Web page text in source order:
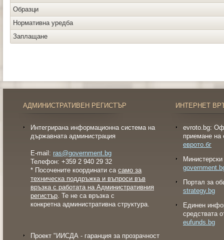
Образци
Нормативна уредба
Заплащане
АДМИНИСТРАТИВЕН РЕГИСТЪР
Интегрирана информационна система на
държавната администрация
E-mail: ras@government.bg
Телефон: +359 2 940 29 32
* Посочените координати са само за
техническа поддръжка и въпроси във
връзка с работата на Административния
регистър. Те не са връзка с
конкретна административна структура.
Проект "ИИСДА - гаранция за прозрачност
ИНТЕРНЕТ
evroto.bg:
приемане на
еврото.бг
Портал за
strategy.bg
Eдинен
средствата
eufunds.bg